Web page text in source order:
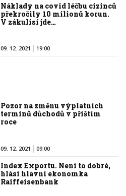
Náklady na covid léčbu cizinců
překročily 10 milionů korun.
V zákulisí jde…
09. 12. 2021 19:00
Pozor na změnu výplatních
termínů důchodů v příštím
roce
09. 12. 2021 09:00
Index Exportu. Není to dobré,
hlásí hlavní ekonomka
Raiffeisenbank